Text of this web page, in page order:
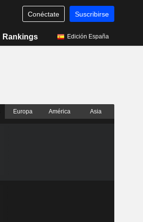
Conéctate Suscribirse
Rankings Edición España
Europa América Asia